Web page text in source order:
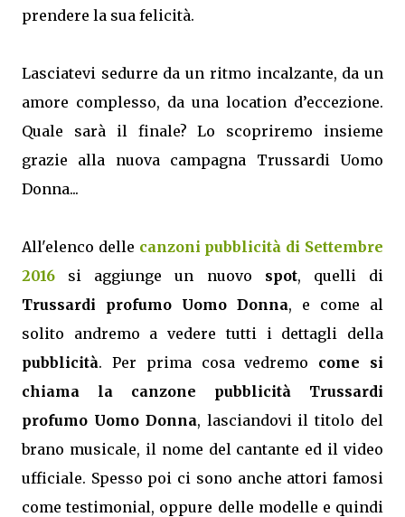
prendere la sua felicità.
Lasciatevi sedurre da un ritmo incalzante, da un
amore complesso, da una location d’eccezione.
Quale sarà il finale? Lo scopriremo insieme
grazie alla nuova campagna Trussardi Uomo
Donna...
All'elenco delle canzoni pubblicità di Settembre
2016 si aggiunge un nuovo spot, quelli di
Trussardi profumo Uomo Donna, e come al
solito andremo a vedere tutti i dettagli della
pubblicità. Per prima cosa vedremo come si
chiama la canzone pubblicità Trussardi
profumo Uomo Donna, lasciandovi il titolo del
brano musicale, il nome del cantante ed il video
ufficiale. Spesso poi ci sono anche attori famosi
come testimonial, oppure delle modelle e quindi